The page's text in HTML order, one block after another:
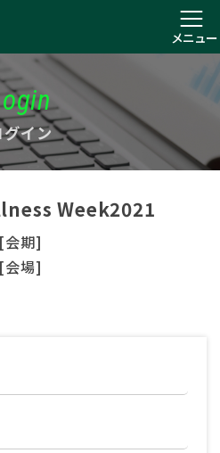
メニュー
グイン
Week2021
[会期]
[会場]